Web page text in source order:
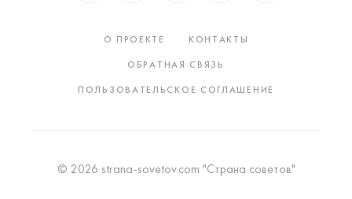
О ПРОЕКТЕ
КОНТАКТЫ
ОБРАТНАЯ СВЯЗЬ
ПОЛЬЗОВАТЕЛЬСКОЕ СОГЛАШЕНИЕ
© 2026 strana-sovetov.com "Страна советов"